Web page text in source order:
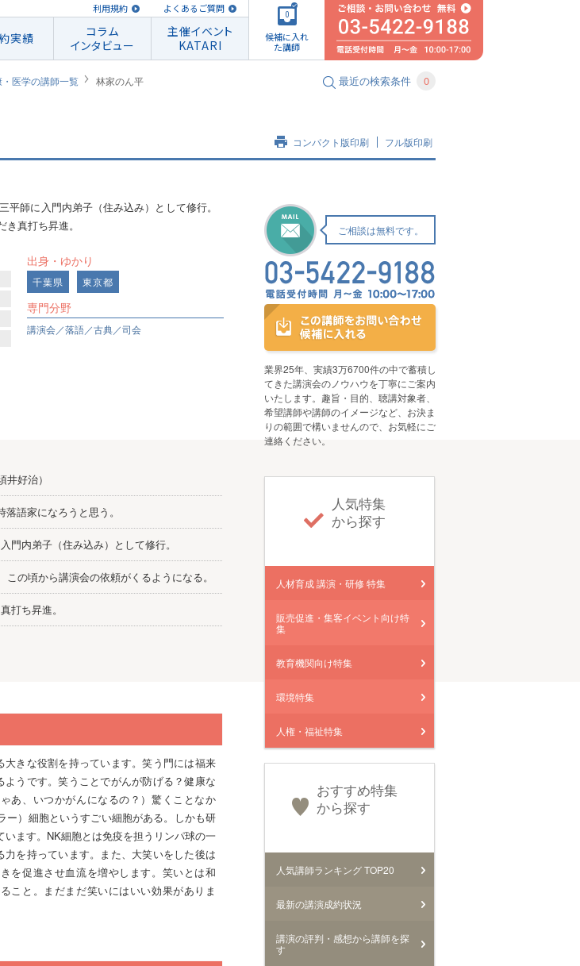
利用規約 よくあるご質問
実績
コラム
インタビュー
主催イベント
KATARI
0
候補に入れ
た講師
・医学の講師一覧 林家のん平 最近の検索条件 0
コンパクト版印刷 フル版印刷
平師に入門内弟子（住み込み）として修行。
真打ち昇進。
出身・ゆかり
千葉県 東京都
専門分野
講演会／落語／古典／司会
ご相談は無料です。
業界25年、実績3万6700件の中で蓄積し
てきた講演会のノウハウを丁寧にご案内
いたします。趣旨・目的、聴講対象者、
希望講師や講師のイメージなど、お決ま
りの範囲で構いませんので、お気軽にご
連絡ください。
人気特集
から探す
人材育成 講演・研修 特集
販売促進・集客イベント向け特
集
教育機関向け特集
環境特集
人権・福祉特集
おすすめ特集
から探す
人気講師ランキング TOP20
最新の講演成約状況
講演の評判・感想から講師を探
す
井好治）
語家になろうと思う。
門内弟子（住み込み）として修行。
の頃から講演会の依頼がくるようになる。
打ち昇進。
きな役割を持っています。笑う門には福来
うです。笑うことでがんが防げる？健康な
あ、いつかがんになるの？）驚くことなか
）細胞というすごい細胞がある。しかも研
ます。NK細胞とは免疫を担うリンパ球の一
を持っています。また、大笑いをした後は
を促進させ血流を増やします。笑いとは和
こと。まだまだ笑いにはいい効果がありま